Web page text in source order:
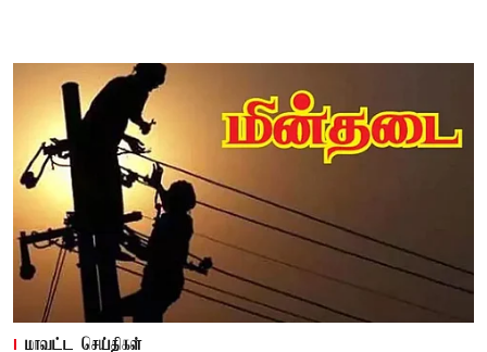
மாவட்ட செய்திகள்